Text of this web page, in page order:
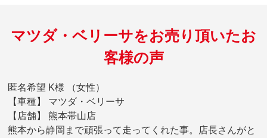
マツダ・ベリーサをお売り頂いたお
客様の声
匿名希望 K様 （女性）
【車種】 マツダ・ベリーサ
【店舗】 熊本帯山店
熊本から静岡まで頑張って走ってくれた事。店長さんがと